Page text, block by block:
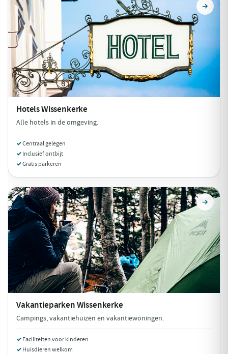
HotelsWissenkerke
Alle hotels in de omgeving.
Centraal gelegen
Inclusief ontbijt
Gratis parkeren
VakantieparkenWissenkerke
Campings, vakantiehuizen en vakantiewoningen.
Faciliteiten voor kinderen
Huisdieren welkom